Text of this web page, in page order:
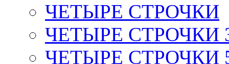
ЧЕТЫРЕ СТРОЧКИ
ЧЕТЫРЕ СТРОЧКИ 3
ЧЕТЫРЕ СТРОЧКИ 5